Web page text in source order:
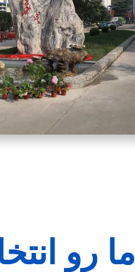
ما رو